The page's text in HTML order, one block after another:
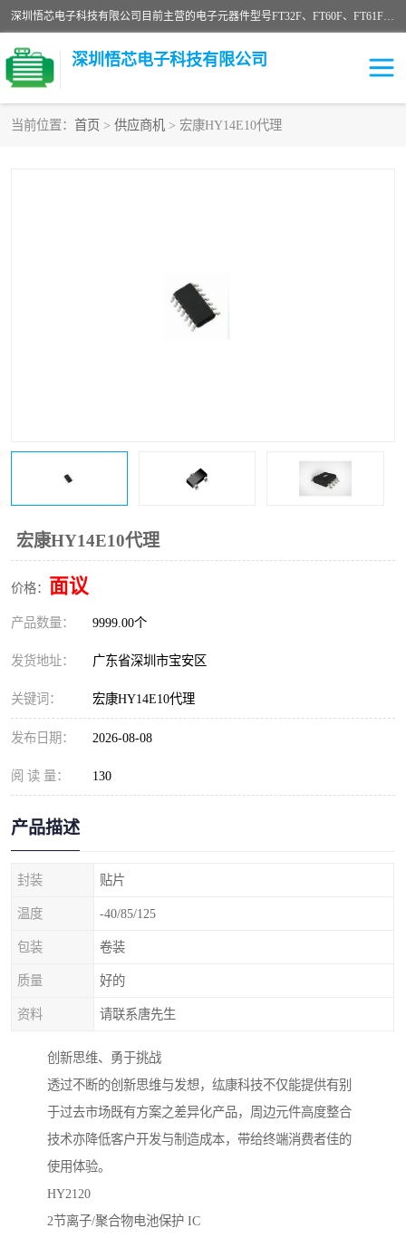
深圳悟芯电子科技有限公司目前主营的电子元器件型号FT32F、FT60F、FT61F、FT62F、FT64F、FT61FC、MCU EEPROM MOS LDO 稳压管 触摸IC DC-DC AC-DC 协议IC等，广泛应用于LED射灯、LED日光灯、等诸多领域。
深圳悟芯电子科技有限公司
当前位置： 首页 > 供应商机 > 宏康HY14E10代理
宏康HY14E10代理
价格： 面议
产品数量： 9999.00个
发货地址： 广东省深圳市宝安区
关键词： 宏康HY14E10代理
发布日期： 2026-08-08
阅 读 量： 130
产品描述
封装 贴片
温度 -40/85/125
包装 卷装
质量 好的
资料 请联系唐先生
创新思维、勇于挑战
透过不断的创新思维与发想，纮康科技不仅能提供有别
于过去市场既有方案之差异化产品，周边元件高度整合
技术亦降低客户开发与制造成本，带给终端消费者佳的
使用体验。
HY2120
2节离子/聚合物电池保护 IC
FT61F021